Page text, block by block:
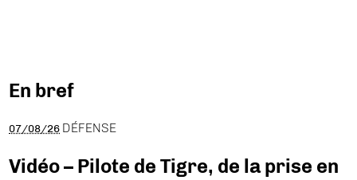
En bref
07/08/26 DÉFENSE
Vidéo – Pilote de Tigre, de la prise en